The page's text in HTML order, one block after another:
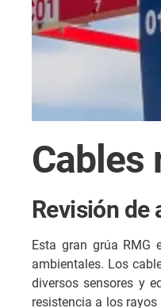
Cables
Revisión de
Esta gran grúa RMG
ambientales. Los
diversos sensores y
resistencia a los